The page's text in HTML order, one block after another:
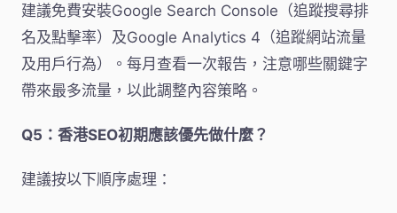
建議免費安裝Google Search Console（追蹤搜尋排
名及點擊率）及Google Analytics 4（追蹤網站流量
及用戶行為）。每月查看一次報告，注意哪些關鍵字
帶來最多流量，以此調整內容策略。
Q5：香港SEO初期應該優先做什麼？
建議按以下順序處理：